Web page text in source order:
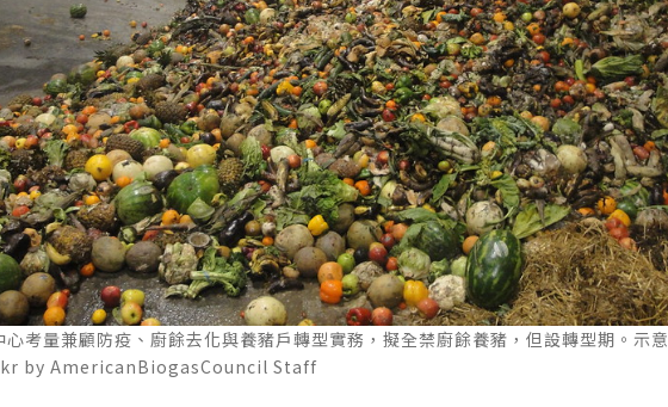
心考量兼顧防疫、廚餘去化與養豬戶轉型實務，擬全禁廚餘養豬，但設轉型期。示意
by AmericanBiogasCouncil Staff